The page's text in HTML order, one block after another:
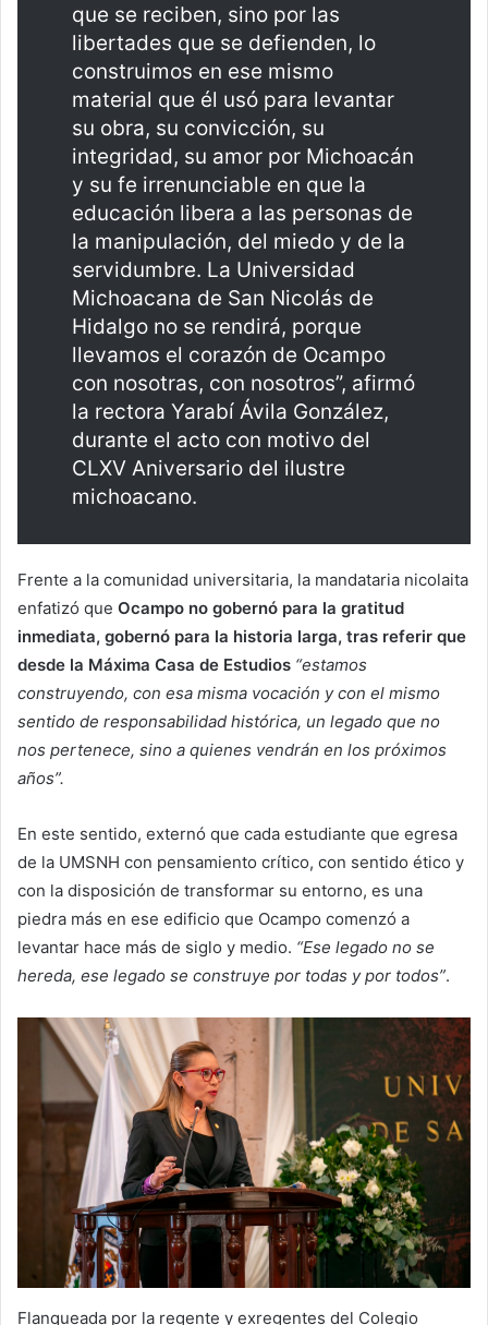
que se reciben, sino por las
libertades que se defienden, lo
construimos en ese mismo
material que él usó para levantar
su obra, su convicción, su
integridad, su amor por Michoacán
y su fe irrenunciable en que la
educación libera a las personas de
la manipulación, del miedo y de la
servidumbre. La Universidad
Michoacana de San Nicolás de
Hidalgo no se rendirá, porque
llevamos el corazón de Ocampo
con nosotras, con nosotros”, afirmó
la rectora Yarabí Ávila González,
durante el acto con motivo del
CLXV Aniversario del ilustre
michoacano.
Frente a la comunidad universitaria, la mandataria nicolaita
enfatizó que Ocampo no gobernó para la gratitud
inmediata, gobernó para la historia larga, tras referir que
desde la Máxima Casa de Estudios “estamos
construyendo, con esa misma vocación y con el mismo
sentido de responsabilidad histórica, un legado que no
nos pertenece, sino a quienes vendrán en los próximos
años”.
En este sentido, externó que cada estudiante que egresa
de la UMSNH con pensamiento crítico, con sentido ético y
con la disposición de transformar su entorno, es una
piedra más en ese edificio que Ocampo comenzó a
levantar hace más de siglo y medio. “Ese legado no se
hereda, ese legado se construye por todas y por todos”.
Flanqueada por la regente y exregentes del Colegio